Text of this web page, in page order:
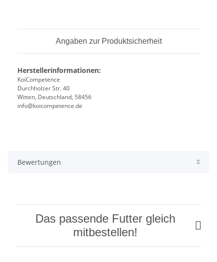
Angaben zur Produktsicherheit
Herstellerinformationen:
KoiCompetence
Durchholzer Str. 40
Witten, Deutschland, 58456
info@koicompetence.de
Bewertungen
Das passende Futter gleich
mitbestellen!